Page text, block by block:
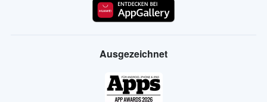
Ausgezeichnet